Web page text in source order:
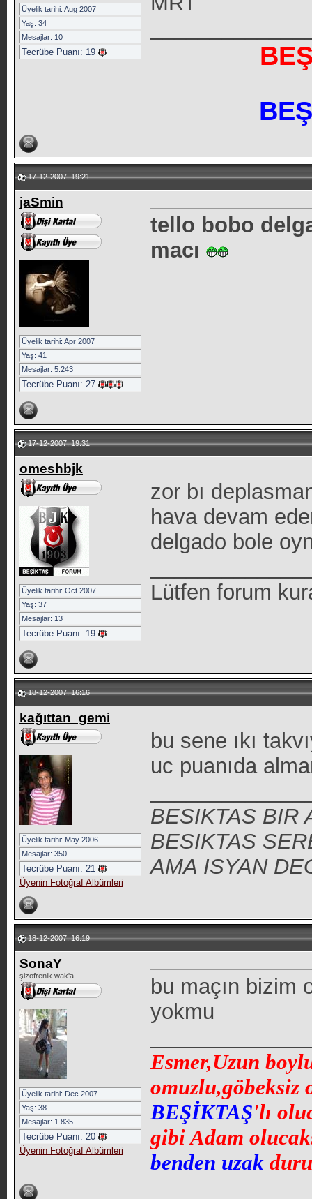
Üyelik tarihi: Aug 2007
Yaş: 34
Mesajlar: 10
Tecrübe Puanı: 19
17-12-2007, 19:21
jaSmin
Üyelik tarihi: Apr 2007
Yaş: 41
Mesajlar: 5.243
Tecrübe Puanı: 27
tello bobo
macı
17-12-2007, 19:31
omeshbjk
Üyelik tarihi: Oct 2007
Yaş: 37
Mesajlar: 13
Tecrübe Puanı: 19
zor bı
hava devam
delgado bole
Lütfen forum
18-12-2007, 16:16
kağıttan_gemi
Üyelik tarihi: May 2006
Mesajlar: 350
Tecrübe Puanı: 21
Üyenin Fotoğraf Albümleri
bu sene ıkı
uc puanıda
BESIKTAS BIR
BESIKTAS
AMA ISYAN
18-12-2007, 16:19
SonaY
şizofrenik wak'a
Üyelik tarihi: Dec 2007
Yaş: 38
Mesajlar: 1.835
Tecrübe Puanı: 20
Üyenin Fotoğraf Albümleri
bu maçın bizim
yokmu
Esmer,Uzun
omuzlu,göbeksiz
BEŞİKTAŞ'lı
gibi Adam
benden uzak